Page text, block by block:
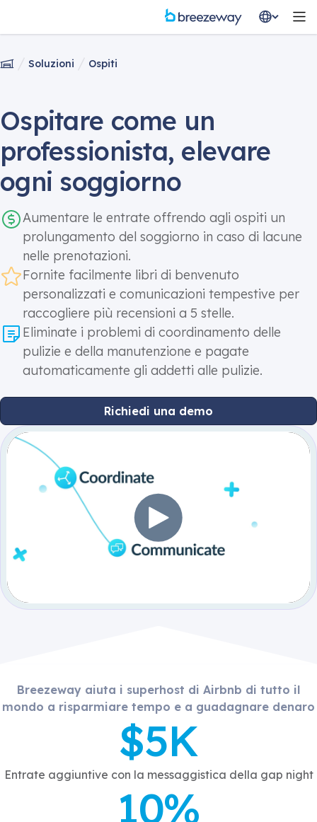
Soluzioni Ospiti
Ospitare come un
professionista, elevare
ogni soggiorno
Aumentare le entrate offrendo agli ospiti un
prolungamento del soggiorno in caso di lacune
nelle prenotazioni.
Fornite facilmente libri di benvenuto
personalizzati e comunicazioni tempestive per
raccogliere più recensioni a 5 stelle.
Eliminate i problemi di coordinamento delle
pulizie e della manutenzione e pagate
automaticamente gli addetti alle pulizie.
Richiedi una demo
Breezeway aiuta i superhost di Airbnb di tutto il
mondo a risparmiare tempo e a guadagnare denaro
$5K
Entrate aggiuntive con la messaggistica della gap night
10%